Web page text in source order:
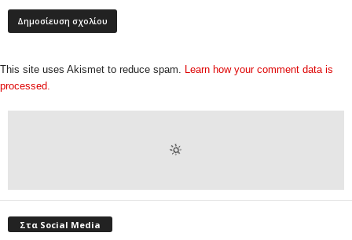
This site uses Akismet to reduce spam. Learn how your comment data is
processed.
Στα Social Media